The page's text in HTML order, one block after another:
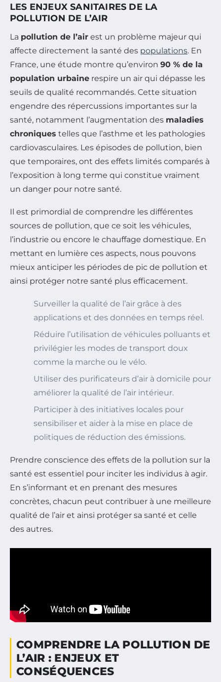
LES ENJEUX SANITAIRES DE LA
POLLUTION DE L’AIR
La pollution de l’air est un problème majeur qui
affecte directement la santé des populations. En
France, une étude montre qu’environ 90 % de la
population urbaine respire un air qui dépasse les
seuils de qualité recommandés. Cette situation
engendre des répercussions importantes sur la
santé, notamment l’augmentation des maladies
chroniques telles que l’asthme et les pathologies
cardiovasculaires. Les épisodes de pollution, bien
que temporaires, ont des effets limités comparés à
l’exposition à long terme qui constitue vraiment
un danger pour notre santé.
Il est primordial de comprendre les différentes
sources de pollution, que ce soit les véhicules,
l’industrie ou encore le chauffage domestique. En
mettant en lumière ces aspects, nous pouvons
mieux anticiper les périodes de pic de pollution et
ainsi protéger notre santé plus efficacement.
Surveiller la qualité de l’air grâce à des
applications et des données en temps réel.
Réduire l’utilisation de véhicules polluants et
privilégier les modes de transport doux
comme la marche ou le vélo.
Utiliser des purificateurs d’air à domicile pour
améliorer la qualité de l’air intérieur.
Participer à des initiatives locales pour
sensibiliser et aider à la mise en place de
politiques de réduction des émissions.
Prendre conscience des effets de la pollution sur la
santé est essentiel pour inciter les individus à agir.
En s’informant et en prenant des mesures
concrètes, chacun peut contribuer à une meilleure
qualité de l’air et ainsi protéger sa santé et celle
des autres.
COMPRENDRE LA POLLUTION DE
L’AIR : ENJEUX ET
CONSÉQUENCES